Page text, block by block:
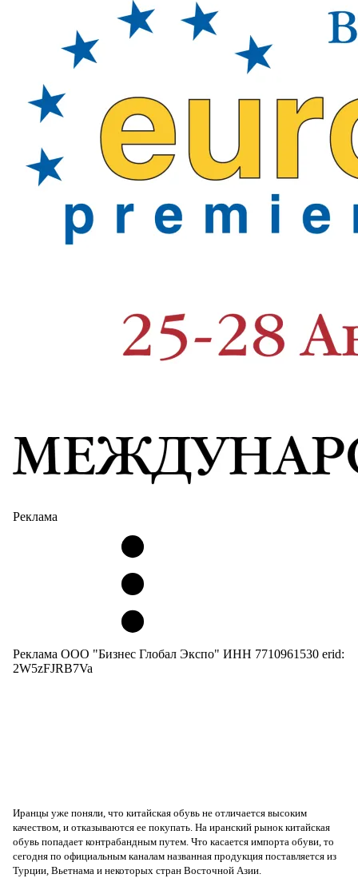
Реклама
Реклама ООО "Бизнес Глобал Экспо" ИНН 7710961530 erid:
2W5zFJRB7Va
Иранцы уже поняли, что китайская обувь не отличается высоким
качеством, и отказываются ее покупать. На иранский рынок китайская
обувь попадает контрабандным путем. Что касается импорта обуви, то
сегодня по официальным каналам названная продукция поставляется из
Турции, Вьетнама и некоторых стран Восточной Азии.